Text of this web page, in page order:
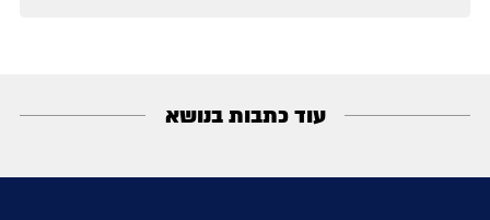
עוד כתבות בנושא